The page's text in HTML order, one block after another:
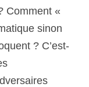
Comment «
sinon
? C’est-